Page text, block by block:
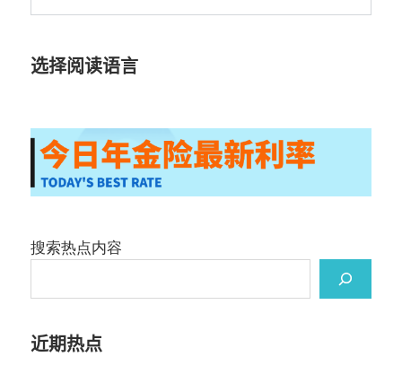
选择阅读语言
搜索热点内容
近期热点